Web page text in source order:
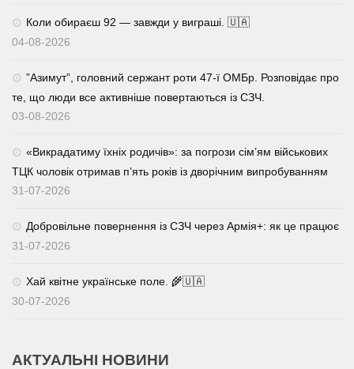
Коли обираєш 92 — завжди у виграші. 🇺🇦
04-08-2026
⁨”Азимут”, головний сержант роти 47-ї ОМБр. Розповідає про
те, що люди все активніше повертаються із СЗЧ.
03-08-2026
«Викрадатиму їхніх родичів»: за погрози сім’ям військових
ТЦК чоловік отримав п’ять років із дворічним випробуванням
31-07-2026
Добровільне повернення із СЗЧ через Армія+: як це працює
31-07-2026
Хай квітне українське поле. 🌾🇺🇦
30-07-2026
АКТУАЛЬНІ НОВИНИ